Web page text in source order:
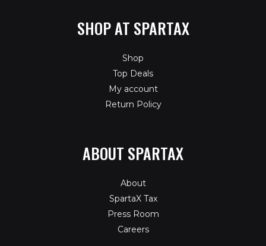
SHOP AT SPARTAX
Shop
Top Deals
My account
Return Policy
ABOUT SPARTAX
About
SpartaX Tax
Press Room
Careers